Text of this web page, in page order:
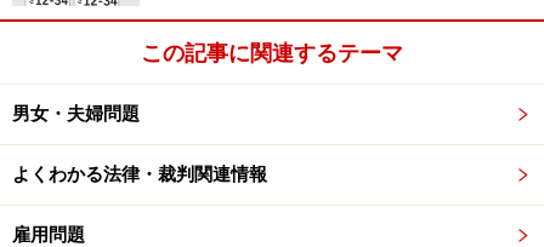
報」というのですが、これはどういった情報だと思いま
インサイダー情報は、上場企業の役員や幹部、従業員な
にいなければ知りえない、未公開の情報のことをいうん
です。
この記事に関連するテーマ
男女・夫婦問題
よくわかる法律・裁判関連情報
雇用問題